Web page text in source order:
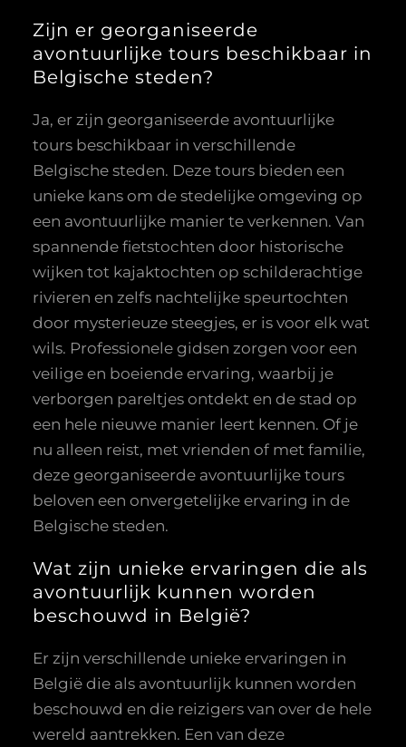
Zijn er georganiseerde
avontuurlijke tours beschikbaar in
Belgische steden?
Ja, er zijn georganiseerde avontuurlijke
tours beschikbaar in verschillende
Belgische steden. Deze tours bieden een
unieke kans om de stedelijke omgeving op
een avontuurlijke manier te verkennen. Van
spannende fietstochten door historische
wijken tot kajaktochten op schilderachtige
rivieren en zelfs nachtelijke speurtochten
door mysterieuze steegjes, er is voor elk wat
wils. Professionele gidsen zorgen voor een
veilige en boeiende ervaring, waarbij je
verborgen pareltjes ontdekt en de stad op
een hele nieuwe manier leert kennen. Of je
nu alleen reist, met vrienden of met familie,
deze georganiseerde avontuurlijke tours
beloven een onvergetelijke ervaring in de
Belgische steden.
Wat zijn unieke ervaringen die als
avontuurlijk kunnen worden
beschouwd in België?
Er zijn verschillende unieke ervaringen in
België die als avontuurlijk kunnen worden
beschouwd en die reizigers van over de hele
wereld aantrekken. Een van deze